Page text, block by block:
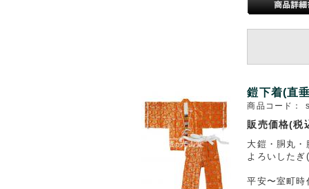
鎧下着(直
商品コード：
販売価格(税
大鎧・胴丸・
よろいした
平安〜室町時